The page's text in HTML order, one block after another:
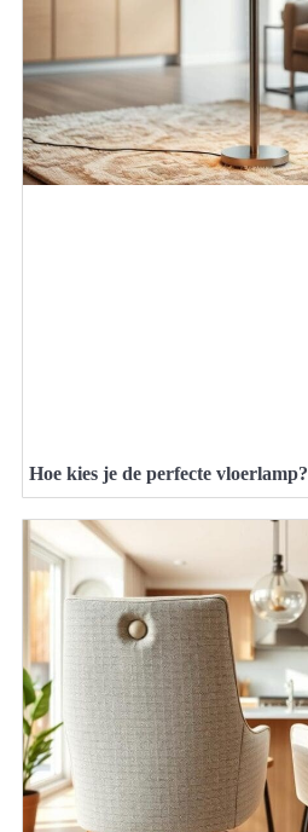
Hoe kies je de perfecte vloerlamp?